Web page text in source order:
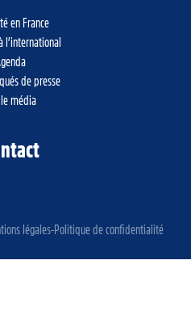
en France
l’international
de presse
média
légales Politique de confidentialité